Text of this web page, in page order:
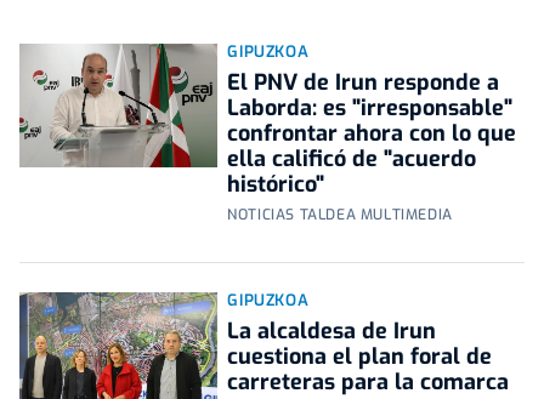
GIPUZKOA
El PNV de Irun responde a
Laborda: es "irresponsable"
confrontar ahora con lo que
ella calificó de "acuerdo
histórico"
NOTICIAS TALDEA MULTIMEDIA
GIPUZKOA
La alcaldesa de Irun
cuestiona el plan foral de
carreteras para la comarca